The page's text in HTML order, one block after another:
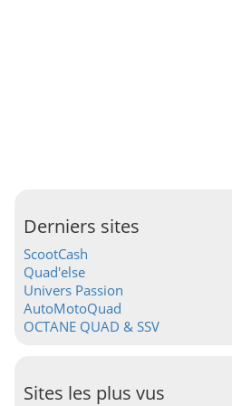
Derniers sites
ScootCash
Quad'else
Univers Passion
AutoMotoQuad
OCTANE QUAD & SSV
Sites les plus vus